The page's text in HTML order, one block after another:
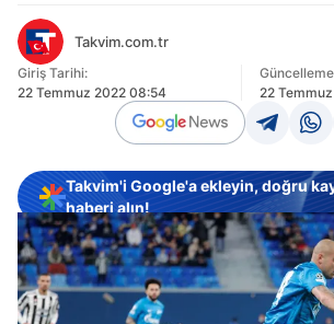
Takvim.com.tr
Giriş Tarihi:
22 Temmuz 2022 08:54
22
Takvim'i Google'a ekleyin, doğru
haberi alın!